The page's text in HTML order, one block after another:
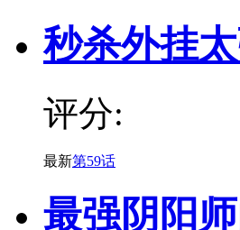
秒杀外挂
评分:
最新第59话
最强阴阳